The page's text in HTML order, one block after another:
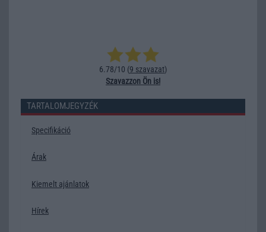
6.78/10 (9 szavazat)
Szavazzon Ön is!
TARTALOMJEGYZÉK
Specifikáció
Árak
Kiemelt ajánlatok
Hírek